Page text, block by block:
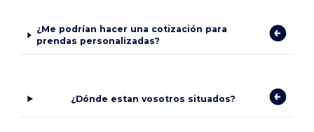
¿Me podrían hacer una cotización para
prendas personalizadas?
¿Dónde estan vosotros situados?